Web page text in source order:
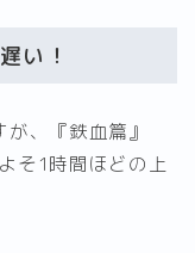
い！
、『鉄血篇』
そ1時間ほどの上